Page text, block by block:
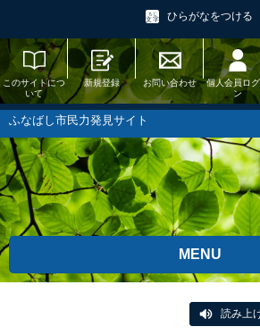
ひらがなをつける
このサイトにつ
いて
新規登録 お問い合わせ
個人会員ログ
ン
ふなばし市民力発見サイト
MENU
読み上